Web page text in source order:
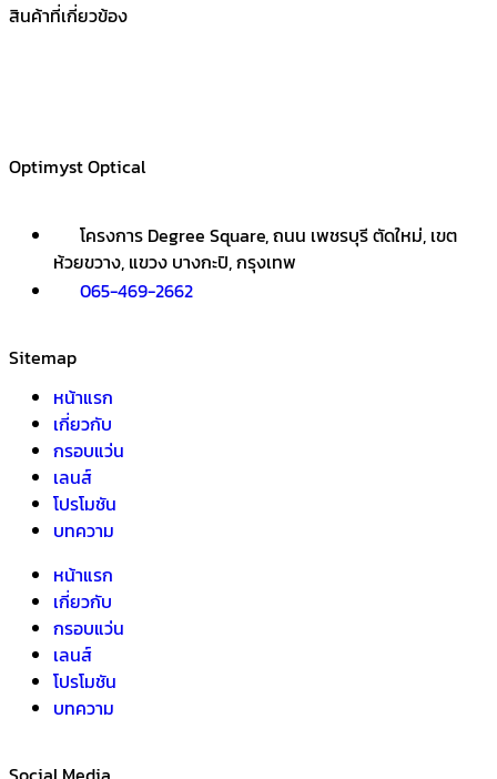
สินค้าที่เกี่ยวข้อง
Optimyst Optical
โครงการ Degree Square, ถนน เพชรบุรี ตัดใหม่, เขต
ห้วยขวาง, แขวง บางกะปิ, กรุงเทพ
065-469-2662
Sitemap
หน้าแรก
เกี่ยวกับ
กรอบแว่น
เลนส์
โปรโมชัน
บทความ
หน้าแรก
เกี่ยวกับ
กรอบแว่น
เลนส์
โปรโมชัน
บทความ